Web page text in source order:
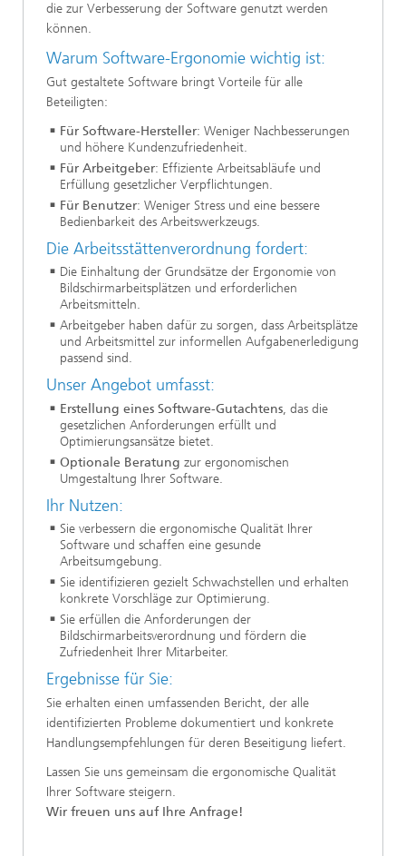
die zur Verbesserung der Software genutzt werden
können.
Warum Software-Ergonomie wichtig ist:
Gut gestaltete Software bringt Vorteile für alle
Beteiligten:
Für Software-Hersteller: Weniger Nachbesserungen
und höhere Kundenzufriedenheit.
Für Arbeitgeber: Effiziente Arbeitsabläufe und
Erfüllung gesetzlicher Verpflichtungen.
Für Benutzer: Weniger Stress und eine bessere
Bedienbarkeit des Arbeitswerkzeugs.
Die Arbeitsstättenverordnung fordert:
Die Einhaltung der Grundsätze der Ergonomie von
Bildschirmarbeitsplätzen und erforderlichen
Arbeitsmitteln.
Arbeitgeber haben dafür zu sorgen, dass Arbeitsplätze
und Arbeitsmittel zur informellen Aufgabenerledigung
passend sind.
Unser Angebot umfasst:
Erstellung eines Software-Gutachtens, das die
gesetzlichen Anforderungen erfüllt und
Optimierungsansätze bietet.
Optionale Beratung zur ergonomischen
Umgestaltung Ihrer Software.
Ihr Nutzen:
Sie verbessern die ergonomische Qualität Ihrer
Software und schaffen eine gesunde
Arbeitsumgebung.
Sie identifizieren gezielt Schwachstellen und erhalten
konkrete Vorschläge zur Optimierung.
Sie erfüllen die Anforderungen der
Bildschirmarbeitsverordnung und fördern die
Zufriedenheit Ihrer Mitarbeiter.
Ergebnisse für Sie:
Sie erhalten einen umfassenden Bericht, der alle
identifizierten Probleme dokumentiert und konkrete
Handlungsempfehlungen für deren Beseitigung liefert.
Lassen Sie uns gemeinsam die ergonomische Qualität
Ihrer Software steigern.
Wir freuen uns auf Ihre Anfrage!